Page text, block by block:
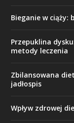
Bieganie w ciąży:
Przepuklina
metody leczenia
Zbilansowana
jadłospis
Wpływ zdrowej